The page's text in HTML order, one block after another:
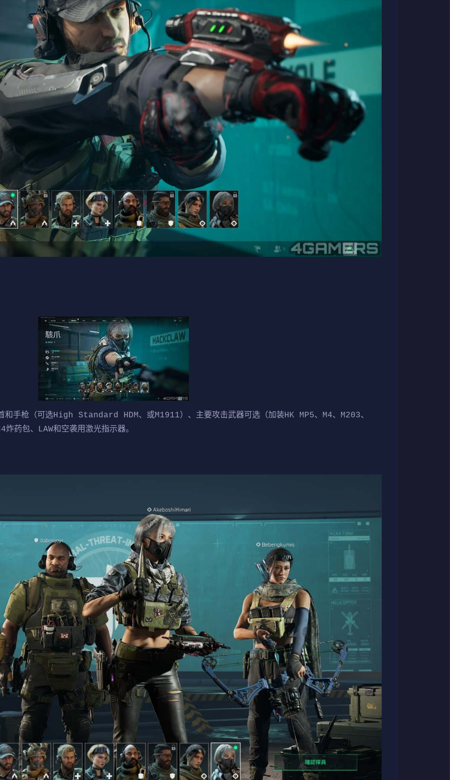
和手枪（可选High Standard HDM、或M1911）、主要攻击武器可选（加装HK MP5、M4、M203、
药包、LAW和空袭用激光指示器。